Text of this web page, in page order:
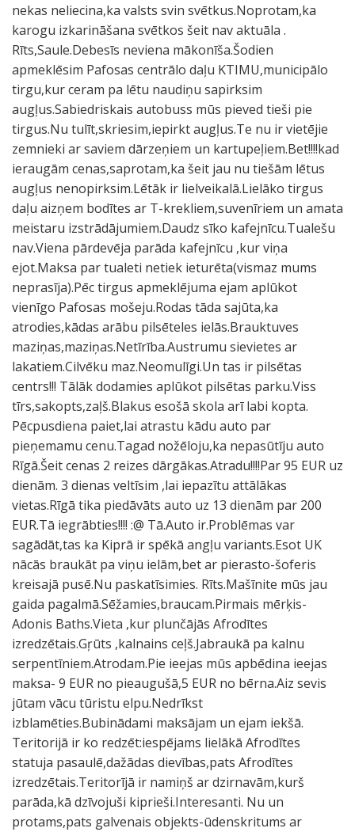
nekas neliecina,ka valsts svin svētkus.Noprotam,ka
karogu izkarināšana svētkos šeit nav aktuāla .
Rīts,Saule.Debesīs neviena mākonīša.Šodien
apmeklēsim Pafosas centrālo daļu KTIMU,municipālo
tirgu,kur ceram pa lētu naudiņu sapirksim
augļus.Sabiedriskais autobuss mūs pieved tieši pie
tirgus.Nu tulīt,skriesim,iepirkt augļus.Te nu ir vietējie
zemnieki ar saviem dārzeņiem un kartupeļiem.Bet!!!!kad
ieraugām cenas,saprotam,ka šeit jau nu tiešām lētus
augļus nenopirksim.Lētāk ir lielveikalā.Lielāko tirgus
daļu aizņem bodītes ar T-krekliem,suvenīriem un amata
meistaru izstrādājumiem.Daudz sīko kafejnīcu.Tualešu
nav.Viena pārdevēja parāda kafejnīcu ,kur viņa
ejot.Maksa par tualeti netiek ieturēta(vismaz mums
neprasīja).Pēc tirgus apmeklējuma ejam aplūkot
vienīgo Pafosas mošeju.Rodas tāda sajūta,ka
atrodies,kādas arābu pilsēteles ielās.Brauktuves
maziņas,maziņas.Netīrība.Austrumu sievietes ar
lakatiem.Cilvēku maz.Neomulīgi.Un tas ir pilsētas
centrs!!! Tālāk dodamies aplūkot pilsētas parku.Viss
tīrs,sakopts,zaļš.Blakus esošā skola arī labi kopta.
Pēcpusdiena paiet,lai atrastu kādu auto par
pieņemamu cenu.Tagad nožēloju,ka nepasūtīju auto
Rīgā.Šeit cenas 2 reizes dārgākas.Atradu!!!!Par 95 EUR uz
dienām. 3 dienas veltīsim ,lai iepazītu attālākas
vietas.Rīgā tika piedāvāts auto uz 13 dienām par 200
EUR.Tā iegrābties!!!! :@ Tā.Auto ir.Problēmas var
sagādāt,tas ka Kiprā ir spēkā angļu variants.Esot UK
nācās braukāt pa viņu ielām,bet ar pierasto-šoferis
kreisajā pusē.Nu paskatīsimies. Rīts.Mašīnite mūs jau
gaida pagalmā.Sēžamies,braucam.Pirmais mērķis-
Adonis Baths.Vieta ,kur plunčājās Afrodītes
izredzētais.Gŗūts ,kalnains ceļš.Jabraukā pa kalnu
serpentīniem.Atrodam.Pie ieejas mūs apbēdina ieejas
maksa- 9 EUR no pieaugušā,5 EUR no bērna.Aiz sevis
jūtam vācu tūristu elpu.Nedrīkst
izblamēties.Bubinādami maksājam un ejam iekšā.
Teritorijā ir ko redzēt:iespējams lielākā Afrodītes
statuja pasaulē,dažādas dievības,pats Afrodītes
izredzētais.Teritorījā ir namiņš ar dzirnavām,kurš
parāda,kā dzīvojuši kiprieši.Interesanti. Nu un
protams,pats galvenais objekts-ūdenskritums ar